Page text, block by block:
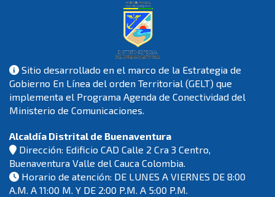
Sitio desarrollado en el marco de la Estrategia de
Gobierno En Línea del orden Territorial (GELT) que
implementa el Programa Agenda de Conectividad del
Ministerio de Comunicaciones.
Alcaldía Distrital de Buenaventura
Dirección: Edificio CAD Calle 2 Cra 3 Centro,
Buenaventura Valle del Cauca Colombia.
Horario de atención: DE LUNES A VIERNES DE 8:00
A.M. A 11:00 M. Y DE 2:00 P.M. A 5:00 P.M.